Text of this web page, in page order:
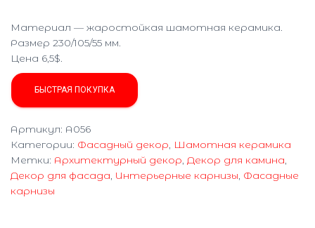
Материал — жаростойкая шамотная керамика.
Размер 230/105/55 мм.
Цена 6,5$.
БЫСТРАЯ ПОКУПКА
Артикул: A056
Категории: Фасадный декор, Шамотная керамика
Метки: Архитектурный декор, Декор для камина,
Декор для фасада, Интерьерные карнизы, Фасадные
карнизы